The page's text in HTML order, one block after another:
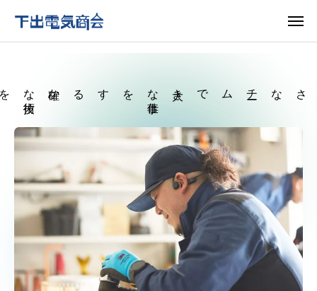
未来をつなぐ
ムで
大きな
仕事
をする
確かな
技術
を、
一流